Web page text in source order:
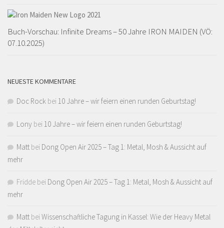
Buch-Vorschau: Infinite Dreams – 50 Jahre IRON MAIDEN (VÖ:
07.10.2025)
NEUESTE KOMMENTARE
Doc Rock bei 10 Jahre – wir feiern einen runden Geburtstag!
Lony bei 10 Jahre – wir feiern einen runden Geburtstag!
Matt bei Dong Open Air 2025 – Tag 1: Metal, Mosh & Aussicht auf
mehr
Fridde bei Dong Open Air 2025 – Tag 1: Metal, Mosh & Aussicht auf
mehr
Matt bei Wissenschaftliche Tagung in Kassel: Wie der Heavy Metal